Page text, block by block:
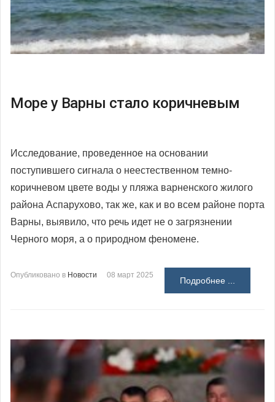
Море у Варны стало коричневым
Исследование, проведенное на основании
поступившего сигнала о неестественном темно-
коричневом цвете воды у пляжа варненского жилого
района Аспарухово, так же, как и во всем районе порта
Варны, выявило, что речь идет не о загрязнении
Черного моря, а о природном феномене.
Опубликовано в Новости 08 март 2025
Подробнее ...